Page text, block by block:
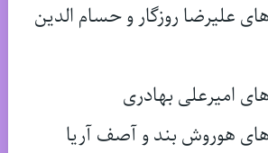
علیرضا روزگار و حسام الدین
امیرعلی بهادری
هوروش بند و آصف آریا